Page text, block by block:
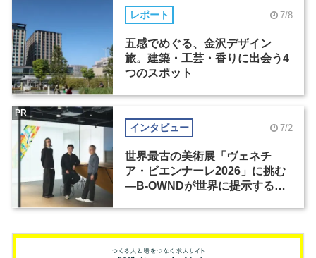
レポート 7/8
五感でめぐる、金沢デザイン
旅。建築・工芸・香りに出会う4
つのスポット
インタビュー 7/2
世界最古の美術展「ヴェネチ
ア・ビエンナーレ2026」に挑む
―B-OWNDが世界に提示する美
PR